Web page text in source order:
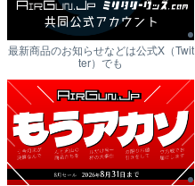
最新商品のお知らせなどは公式X（Twit
ter）でも